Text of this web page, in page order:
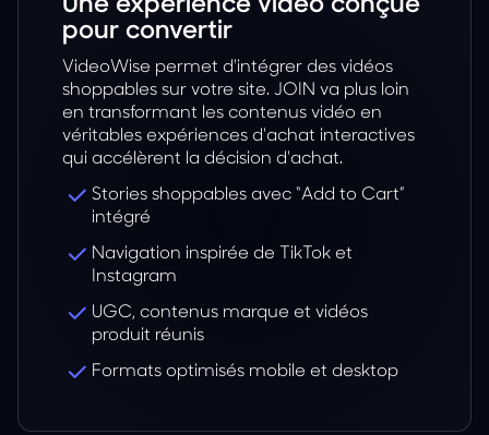
pour convertir
VideoWise permet d'intégrer des vidéos
shoppables sur votre site. JOIN va plus loin
en transformant les contenus vidéo en
véritables expériences d'achat interactives
qui accélèrent la décision d'achat.
Stories shoppables avec “Add to Cart”
intégré
Navigation inspirée de TikTok et
Instagram
UGC, contenus marque et vidéos
produit réunis
Formats optimisés mobile et desktop